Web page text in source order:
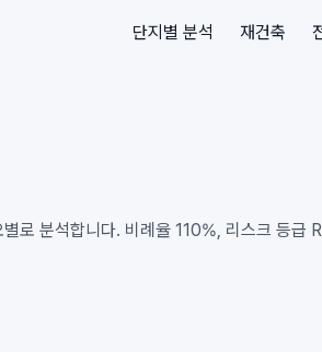
단지별 분석 재건축
로 분석합니다. 비례율 110%, 리스크 등급